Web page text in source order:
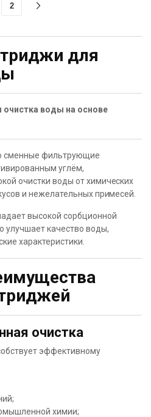
2
для
воды на основе
сменные фильтрующие
углём,
очистки воды от химических
и нежелательных примесей.
высокой сорбционной
улучшает качество воды,
характеристики.
очистка
эффективному
химии;